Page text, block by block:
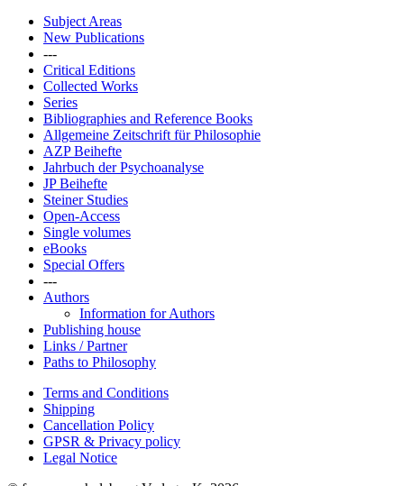
Subject Areas
New Publications
---
Critical Editions
Collected Works
Series
Bibliographies and Reference Books
Allgemeine Zeitschrift für Philosophie
AZP Beihefte
Jahrbuch der Psychoanalyse
JP Beihefte
Steiner Studies
Open-Access
Single volumes
eBooks
Special Offers
---
Authors
Information for Authors
Publishing house
Links / Partner
Paths to Philosophy
Terms and Conditions
Shipping
Cancellation Policy
GPSR & Privacy policy
Legal Notice